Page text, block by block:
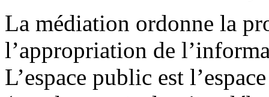
La médiation ordonne la
l’appropriation de
L’espace public est